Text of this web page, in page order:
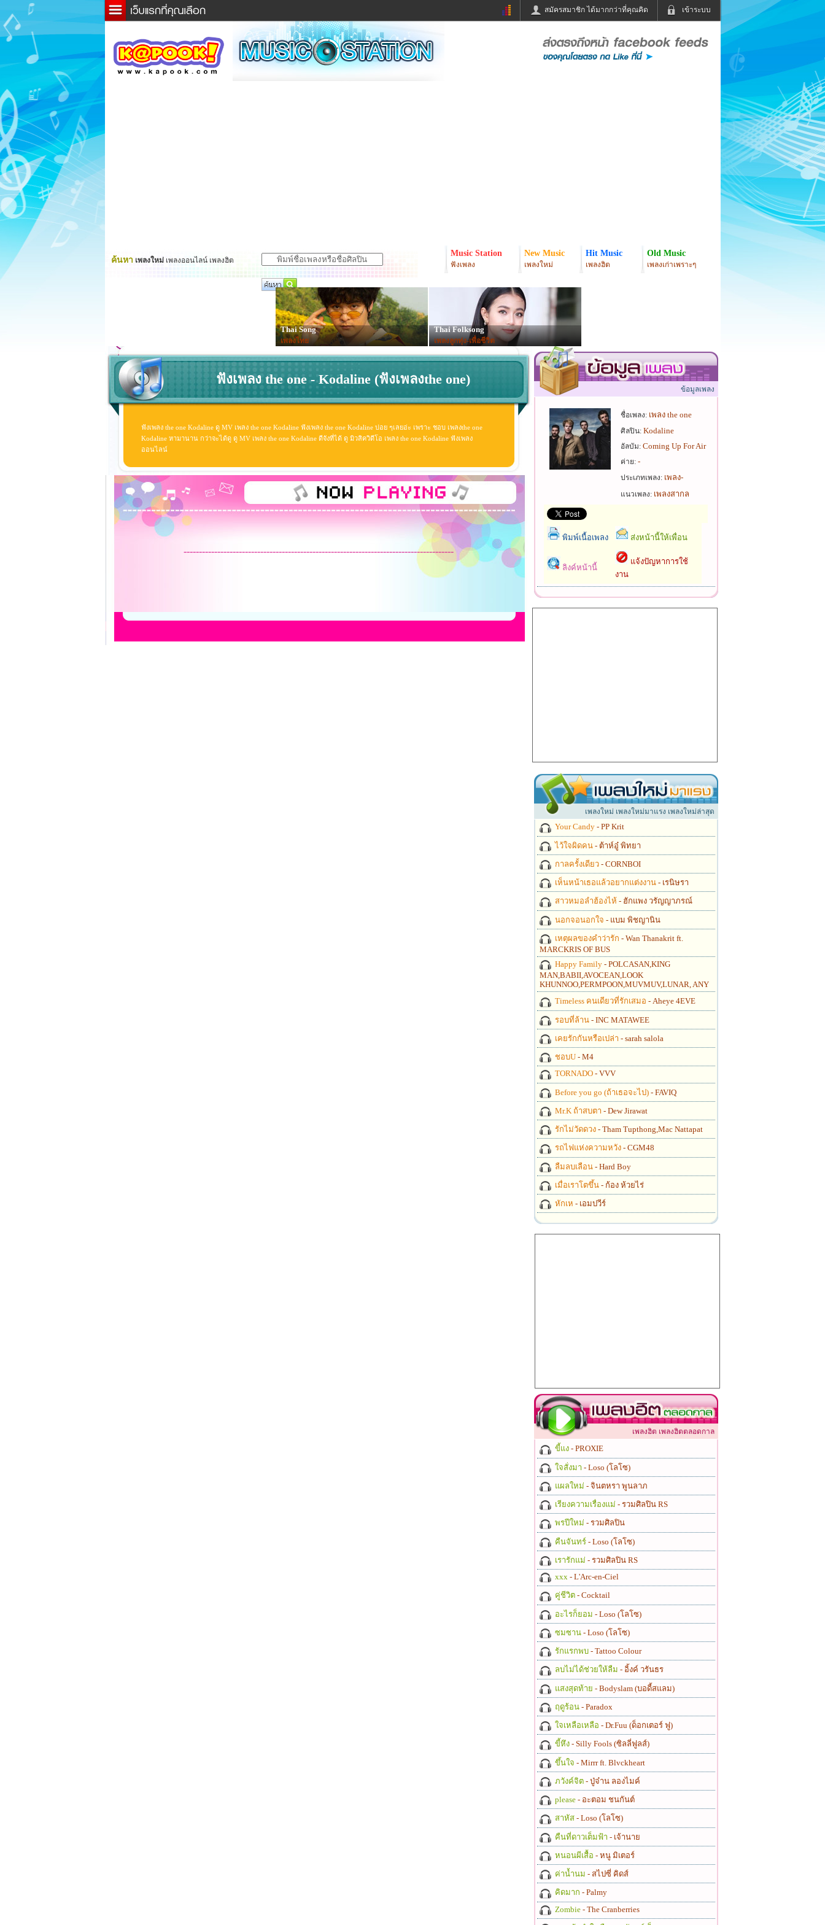
เข้าระบบ
สมัครสมาชิก ได้มากกว่าที่คุณคิด
ข่าวด่วน ข่าวสั้น
ละคร
หนังใหม่
ฟังวิทยุออนไลน์
หมากรุกไทย
Email
ค้นหา เพลงใหม่ เพลงออนไลน์ เพลงฮิต
Music Station
ฟังเพลง
New Music
เพลงใหม่
Hit Music
เพลงฮิต
Old Music
เพลงเก่าเพราะๆ
Thai Song
เพลงไทย
Thai Folksong
เพลงลูกทุ่ง-เพื่อชีวิต
ฟังเพลง the one - Kodaline (ฟังเพลงthe one)
ฟังเพลง the one Kodaline ดู MV เพลง the one Kodaline ฟังเพลง the one Kodaline บ่อย ๆเลยอ่ะ เพราะ ชอบ เพลงthe one
Kodaline หามานาน กว่าจะได้ดู ดู MV เพลง the one Kodaline ดีจังที่ได้ ดู มิวสิควิดีโอ เพลง the one Kodaline ฟังเพลง
ออนไลน์
----------------------------------------------------------------------------------------
ข้อมูลเพลง
ชื่อเพลง: เพลง the one
ศิลปิน: Kodaline
อัลบัม: Coming Up For Air
ค่าย: -
ประเภทเพลง: เพลง-
แนวเพลง: เพลงสากล
พิมพ์เนื้อเพลง ส่งหน้านี้ให้เพื่อน
ลิงค์หน้านี้
แจ้งปัญหาการใช้
งาน
เพลงใหม่ เพลงใหม่มาแรง เพลงใหม่ล่าสุด
Your Candy - PP Krit
ไว้ใจผิดคน - ต้าห์อู๋ พิทยา
กาลครั้งเดียว - CORNBOI
เห็นหน้าเธอแล้วอยากแต่งงาน - เรนิษรา
สาวหมอลำฮ้องไห้ - ฮักแพง วรัญญาภรณ์
นอกจอนอกใจ - แบม พิชญานิน
เหตุผลของคำว่ารัก - Wan Thanakrit ft.
MARCKRIS OF BUS
Happy Family - POLCASAN,KING
MAN,BABII,AVOCEAN,LOOK
KHUNNOO,PERMPOON,MUVMUV,LUNAR, ANY
Timeless คนเดียวที่รักเสมอ - Aheye 4EVE
รอบที่ล้าน - INC MATAWEE
เคยรักกันหรือเปล่า - sarah salola
ชอบU - M4
TORNADO - VVV
Before you go (ถ้าเธอจะไป) - FAVIQ
Mr.K ถ้าสบตา - Dew Jirawat
รักไม่วัดดวง - Tham Tupthong,Mac Nattapat
รถไฟแห่งความหวัง - CGM48
ลืมลบเลือน - Hard Boy
เมื่อเราโตขึ้น - ก้อง ห้วยไร่
หักเห - เอมปวีร์
เพลงฮิต เพลงฮิตตลอดกาล
ขี้แง - PROXIE
ใจสั่งมา - Loso (โลโซ)
แผลใหม่ - จินตหรา พูนลาภ
เรียงความเรื่องแม่ - รวมศิลปิน RS
พรปีใหม่ - รวมศิลปิน
คืนจันทร์ - Loso (โลโซ)
เรารักแม่ - รวมศิลปิน RS
xxx - L'Arc-en-Ciel
คู่ชีวิต - Cocktail
อะไรก็ยอม - Loso (โลโซ)
ซมซาน - Loso (โลโซ)
รักแรกพบ - Tattoo Colour
ลบไม่ได้ช่วยให้ลืม - อิ้งค์ วรันธร
แสงสุดท้าย - Bodyslam (บอดี้สแลม)
ฤดูร้อน - Paradox
ใจเหลือเหลือ - Dr.Fuu (ด็อกเตอร์ ฟู)
ขี้หึง - Silly Fools (ซิลลี่ฟูลส์)
ขึ้นใจ - Mirrr ft. Blvckheart
ภวังค์จิต - ปู่จ๋าน ลองไมค์
please - อะตอม ชนกันต์
สาหัส - Loso (โลโซ)
คืนที่ดาวเต็มฟ้า - เจ้านาย
หนอนผีเสื้อ - หนู มิเตอร์
ค่าน้ำนม - สไปซี่ คิดส์
คิดมาก - Palmy
Zombie - The Cranberries